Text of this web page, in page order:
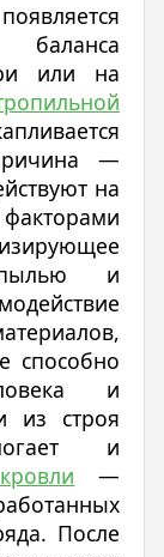
появляется
или на
—
на
и
способно
и
из строя
и
—
После